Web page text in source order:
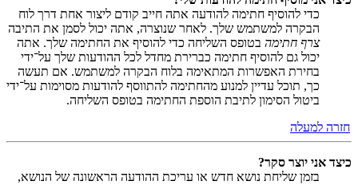
כדי להוסיף חתימה להודעה אתה חייב קודם ליצור אחת דרך לוח
הבקרה למשתמש שלך. לאחר שנוצרה, אתה יכול לסמן את התיבה
צרף חתימה בטופס השליחה כדי להוסיף את החתימה שלך. אתה
יכול גם להוסיף חתימה כברירת מחדל לכל ההודעות שלך על־ידי
בחירת האפשרות המתאימה בלוח הבקרה למשתמש. אם תעשה
כך, תוכל עדיין למנוע מהחתימה להתווסף להודעות מסוימות על־ידי
ביטול הסימון לתיבת הוספת החתימה בטופס השליחה.
חזרה למעלה
כיצד אני יוצר סקר?
בזמן שליחת נושא חדש או עריכת ההודעה הראשונה של הנושא,